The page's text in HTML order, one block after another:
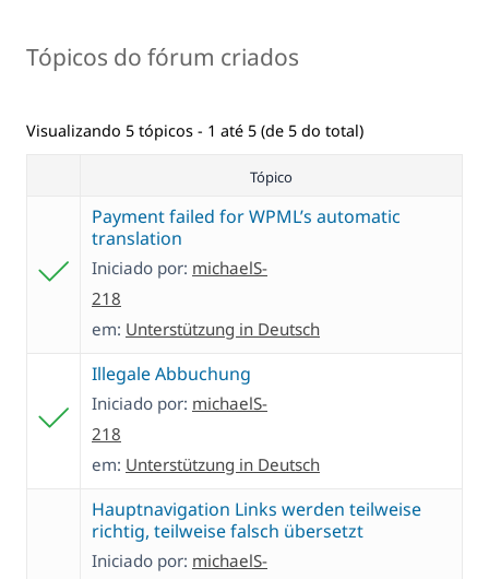
Tópicos do fórum criados
Visualizando 5 tópicos - 1 até 5 (de 5 do total)
Tópico
Payment failed for WPML’s automatic
translation
Iniciado por: michaelS-
218
em: Unterstützung in Deutsch
Illegale Abbuchung
Iniciado por: michaelS-
218
em: Unterstützung in Deutsch
Hauptnavigation Links werden teilweise
richtig, teilweise falsch übersetzt
Iniciado por: michaelS-